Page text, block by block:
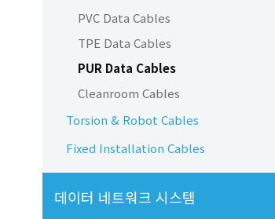
PVC Data Cables
TPE Data Cables
PUR Data Cables
Cleanroom Cables
Torsion & Robot Cables
Fixed Installation Cables
데이터 네트워크 시스템